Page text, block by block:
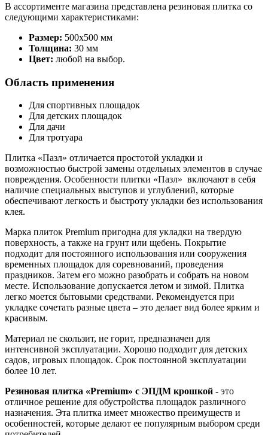
В ассортименте магазина представлена резиновая плитка со
следующими характеристиками:
Размер: 500х500 мм
Толщина: 30 мм
Цвет: любой на выбор.
Область применения
Для спортивных площадок
Для детских площадок
Для дачи
Для тротуара
Плитка «Пазл» отличается простотой укладки и
возможностью быстрой замены отдельных элементов в случае
повреждения. Особенности плитки «Пазл» включают в себя
наличие специальных выступов и углублений, которые
обеспечивают легкость и быстроту укладки без использования
клея.
Марка плиток Premium пригодна для укладки на твердую
поверхность, а также на грунт или щебень. Покрытие
подходит для постоянного использования или сооружения
временных площадок для соревнований, проведения
праздников. Затем его можно разобрать и собрать на новом
месте. Использование допускается летом и зимой. Плитка
легко моется бытовыми средствами. Рекомендуется при
укладке сочетать разные цвета – это делает вид более ярким и
красивым.
Материал не скользит, не горит, предназначен для
интенсивной эксплуатации. Хорошо подходит для детских
садов, игровых площадок. Срок постоянной эксплуатации
более 10 лет.
Резиновая плитка «Premium» с ЭПДМ крошкой - это
отличное решение для обустройства площадок различного
назначения. Эта плитка имеет множество преимуществ и
особенностей, которые делают ее популярным выбором среди